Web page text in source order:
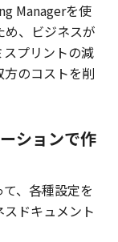
Managerを使
め、ビジネスが
プリントの減
のコストを削
ションで作
、各種設定を
ドキュメント